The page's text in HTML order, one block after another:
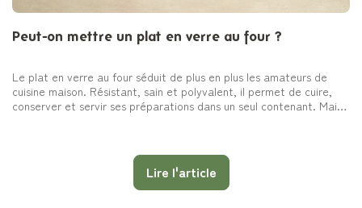
Peut-on mettre un plat en verre au four ?
Le plat en verre au four séduit de plus en plus les amateurs de
cuisine maison. Résistant, sain et polyvalent, il permet de cuire,
conserver et servir ses préparations dans un seul contenant. Mais
Lire l'article